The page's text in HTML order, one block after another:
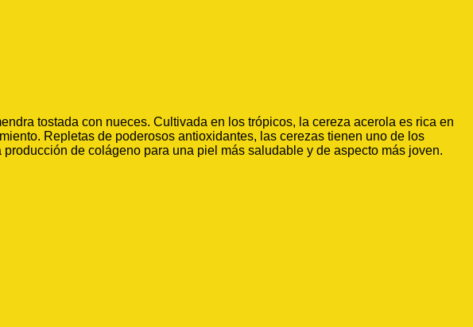
tostada con nueces. Cultivada en los trópicos, la cereza acerola es rica en
Repletas de poderosos antioxidantes, las cerezas tienen uno de los
de colágeno para una piel más saludable y de aspecto más joven.